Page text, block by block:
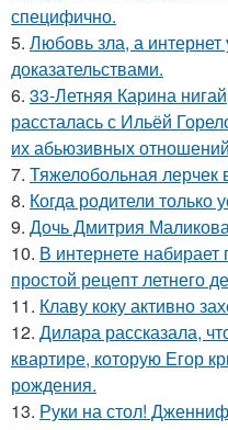
специфично.
5. Любовь зла, а
доказательствами.
6. 33-Летняя Карина
рассталась с Ильёй
их абьюзивных
7. Тяжелобольная лерчек
8. Когда родители
9. Дочь Дмитрия Маликова
10. В интернете
простой рецепт летнего
11. Клаву коку активно
12. Дилара рассказала,
квартире, которую Егор
рождения.
13. Руки на стол!